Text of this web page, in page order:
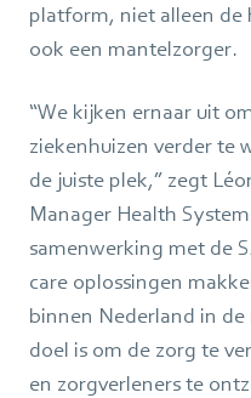
platform, niet alleen de
ook een mantelzorger.
“We kijken ernaar uit
ziekenhuizen verder te
de juiste plek,” zegt
Manager Health
samenwerking met de
care oplossingen
binnen Nederland in
doel is om de zorg te
en zorgverleners te